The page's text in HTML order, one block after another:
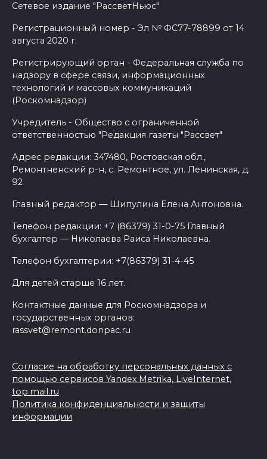
Сетевое издание "РассветНьюс"
Регистрационный номер - Эл № ФС77-78899 от 14
августа 2020 г.
Регистрирующий орган - Федеральная служба по
надзору в сфере связи, информационных
технологий и массовых коммуникаций
(Роскомнадзор)
Учредитель - Общество с ограниченной
ответственностью "Редакция газеты "Рассвет"
Адрес редакции: 347480, Ростовская обл.,
Ремонтненский р-н, с. Ремонтное, ул. Ленинская, д.
92
Главный редактор — Шипулина Елена Антоновна.
Телефон редакции: +7 (86379) 31-0-75 Главный
бухгалтер — Николаева Раиса Николаевна.
Телефон бухгалтерии: +7(86379) 31-4-45
Для детей старше 16 лет.
Контактные данные для Роскомнадзора и
государственных органов:
rassvet@remont.donpac.ru
Согласие на обработку персональных данных с
помощью сервисов Yandex.Metrika, LiveInternet,
top.mail.ru
Политика конфиденциальности и защиты
информации